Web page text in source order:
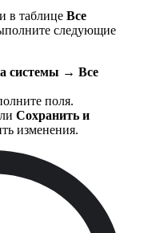
в таблице Все
следующие
системы → Все
поля.
Сохранить и
изменения.